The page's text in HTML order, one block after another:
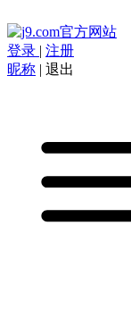
登录 | 注册
昵称 | 退出